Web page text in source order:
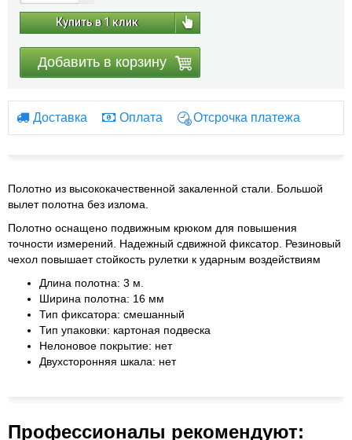
Купить в 1 клик
Добавить в корзину
Доставка Оплата Отсрочка платежа
Полотно из высококачественной закаленной стали. Большой
вылет полотна без излома.
Полотно оснащено подвижным крюком для повышения
точности измерений. Надежный сдвижной фиксатор. Резиновый
чехол повышает стойкость рулетки к ударным воздействиям
Длина полотна: 3 м.
Ширина полотна: 16 мм
Тип фиксатора: смешанный
Тип упаковки: картоная подвеска
Нелоновое покрытие: нет
Двухсторонняя шкала: нет
Профессионалы рекомендуют: